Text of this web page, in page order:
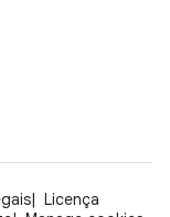
Licença